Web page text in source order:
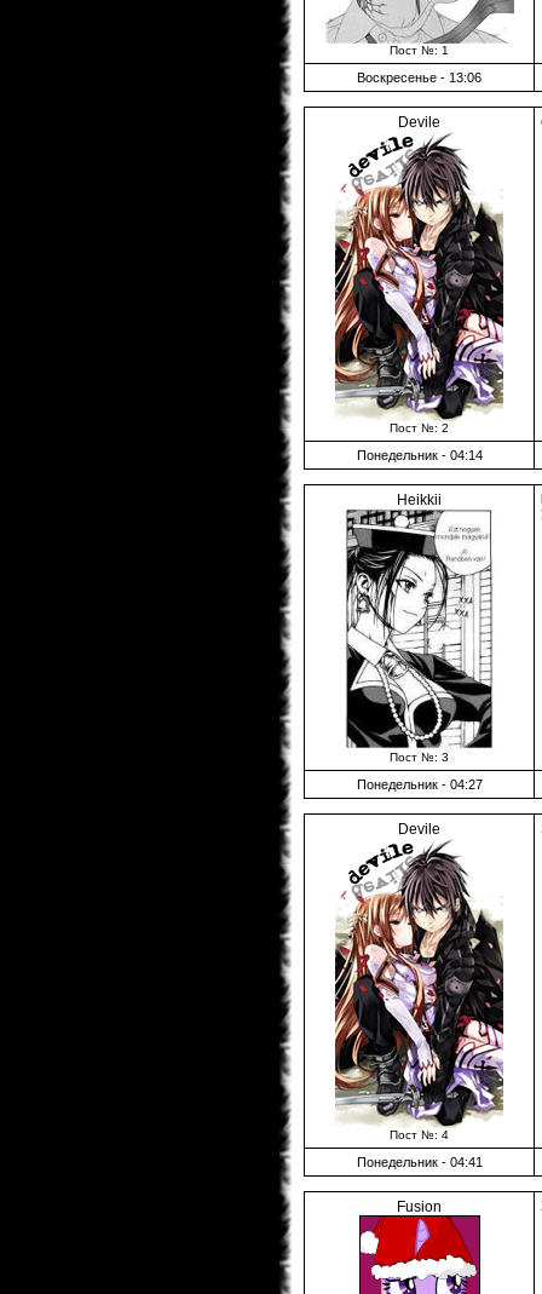
Пост №: 1
Воскресенье - 13:06
Devile
Пост №: 2
Понедельник - 04:14
Heikkii
Пост №: 3
Понедельник - 04:27
Devile
Пост №: 4
Понедельник - 04:41
Fusion